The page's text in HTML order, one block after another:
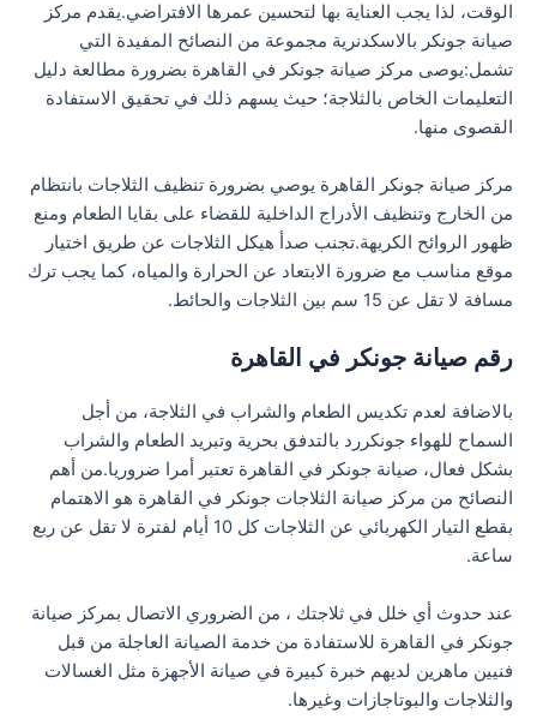
الوقت، لذا يجب العناية بها لتحسين عمرها الافتراضي.يقدم مركز
صيانة جونكر بالاسكدنرية مجموعة من النصائح المفيدة التي
تشمل:يوصى مركز صيانة جونكر في القاهرة بضرورة مطالعة دليل
التعليمات الخاص بالثلاجة؛ حيث يسهم ذلك في تحقيق الاستفادة
القصوى منها.
مركز صيانة جونكر القاهرة يوصي بضرورة تنظيف الثلاجات بانتظام
من الخارج وتنظيف الأدراج الداخلية للقضاء على بقايا الطعام ومنع
ظهور الروائح الكريهة.تجنب صدأ هيكل الثلاجات عن طريق اختيار
موقع مناسب مع ضرورة الابتعاد عن الحرارة والمياه، كما يجب ترك
مسافة لا تقل عن 15 سم بين الثلاجات والحائط.
رقم صيانة جونكر في القاهرة
بالاضافة لعدم تكديس الطعام والشراب في الثلاجة، من أجل
السماح للهواء جونكررد بالتدفق بحرية وتبريد الطعام والشراب
بشكل فعال، صيانة جونكر في القاهرة تعتبر أمرا ضروريا.من أهم
النصائح من مركز صيانة الثلاجات جونكر في القاهرة هو الاهتمام
بقطع التيار الكهربائي عن الثلاجات كل 10 أيام لفترة لا تقل عن ربع
ساعة.
عند حدوث أي خلل في ثلاجتك ، من الضروري الاتصال بمركز صيانة
جونكر في القاهرة للاستفادة من خدمة الصيانة العاجلة من قبل
فنيين ماهرين لديهم خبرة كبيرة في صيانة الأجهزة مثل الغسالات
والثلاجات والبوتاجازات وغيرها.